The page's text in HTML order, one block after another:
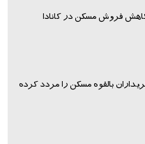
فروش مسکن در کانادا
بالقوه مسکن را مردد کرده